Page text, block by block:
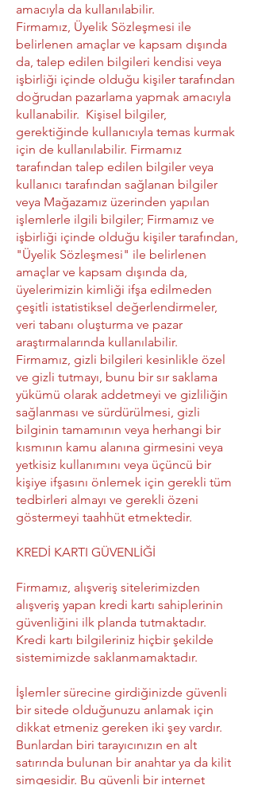
amacıyla da kullanılabilir.
Firmamız, Üyelik Sözleşmesi ile
belirlenen amaçlar ve kapsam dışında
da, talep edilen bilgileri kendisi veya
işbirliği içinde olduğu kişiler tarafından
doğrudan pazarlama yapmak amacıyla
kullanabilir. Kişisel bilgiler,
gerektiğinde kullanıcıyla temas kurmak
için de kullanılabilir. Firmamız
tarafından talep edilen bilgiler veya
kullanıcı tarafından sağlanan bilgiler
veya Mağazamız üzerinden yapılan
işlemlerle ilgili bilgiler; Firmamız ve
işbirliği içinde olduğu kişiler tarafından,
"Üyelik Sözleşmesi" ile belirlenen
amaçlar ve kapsam dışında da,
üyelerimizin kimliği ifşa edilmeden
çeşitli istatistiksel değerlendirmeler,
veri tabanı oluşturma ve pazar
araştırmalarında kullanılabilir.
Firmamız, gizli bilgileri kesinlikle özel
ve gizli tutmayı, bunu bir sır saklama
yükümü olarak addetmeyi ve gizliliğin
sağlanması ve sürdürülmesi, gizli
bilginin tamamının veya herhangi bir
kısmının kamu alanına girmesini veya
yetkisiz kullanımını veya üçüncü bir
kişiye ifşasını önlemek için gerekli tüm
tedbirleri almayı ve gerekli özeni
göstermeyi taahhüt etmektedir.
KREDİ KARTI GÜVENLİĞİ
Firmamız, alışveriş sitelerimizden
alışveriş yapan kredi kartı sahiplerinin
güvenliğini ilk planda tutmaktadır.
Kredi kartı bilgileriniz hiçbir şekilde
sistemimizde saklanmamaktadır.
İşlemler sürecine girdiğinizde güvenli
bir sitede olduğunuzu anlamak için
dikkat etmeniz gereken iki şey vardır.
Bunlardan biri tarayıcınızın en alt
satırında bulunan bir anahtar ya da kilit
simgesidir. Bu güvenli bir internet